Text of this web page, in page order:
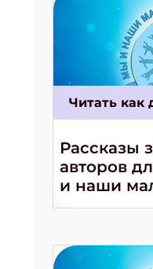
Читать как
Рассказы
авторов
и наши
Укажите Ваш